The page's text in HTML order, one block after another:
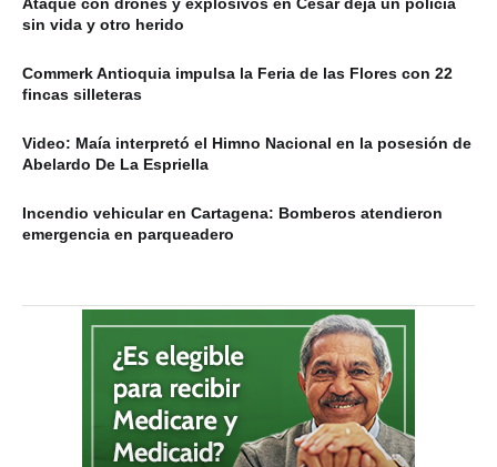
sin vida y otro herido
Commerk Antioquia impulsa la Feria de las Flores con 22
fincas silleteras
Video: Maía interpretó el Himno Nacional en la posesión de
Abelardo De La Espriella
Incendio vehicular en Cartagena: Bomberos atendieron
emergencia en parqueadero